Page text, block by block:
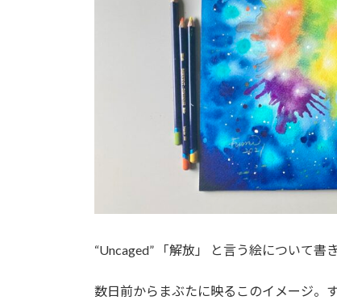
“Uncaged” 「解放」 と言う絵について書
数日前からまぶたに映るこのイメージ。